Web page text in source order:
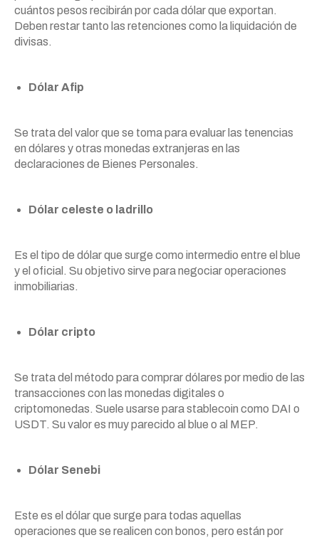
cuántos pesos recibirán por cada dólar que exportan.
Deben restar tanto las retenciones como la liquidación de
divisas.
Dólar Afip
Se trata del valor que se toma para evaluar las tenencias
en dólares y otras monedas extranjeras en las
declaraciones de Bienes Personales.
Dólar celeste o ladrillo
Es el tipo de dólar que surge como intermedio entre el blue
y el oficial. Su objetivo sirve para negociar operaciones
inmobiliarias.
Dólar cripto
Se trata del método para comprar dólares por medio de las
transacciones con las monedas digitales o
criptomonedas. Suele usarse para stablecoin como DAI o
USDT. Su valor es muy parecido al blue o al MEP.
Dólar Senebi
Este es el dólar que surge para todas aquellas
operaciones que se realicen con bonos, pero están por